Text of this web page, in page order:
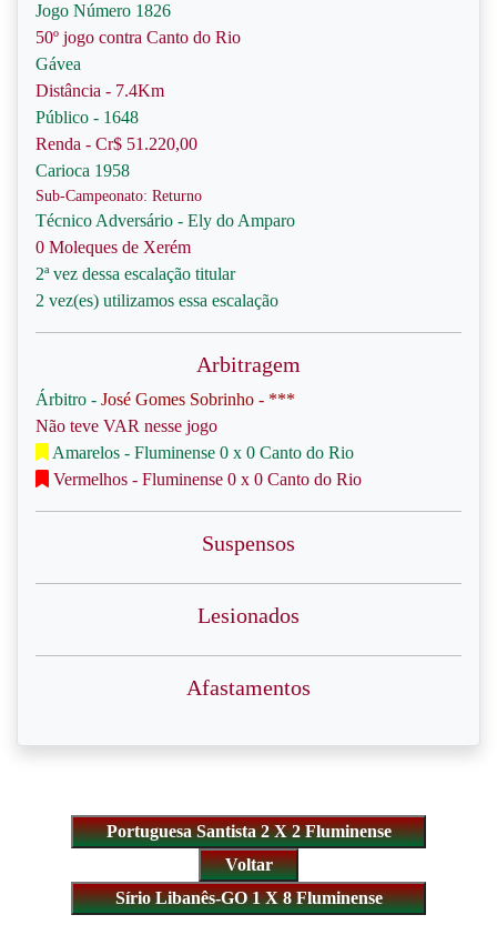
Jogo Número 1826
50º jogo contra Canto do Rio
Gávea
Distância - 7.4Km
Público - 1648
Renda - Cr$ 51.220,00
Carioca 1958
Sub-Campeonato: Returno
Técnico Adversário - Ely do Amparo
0 Moleques de Xerém
2ª vez dessa escalação titular
2 vez(es) utilizamos essa escalação
Arbitragem
Árbitro - José Gomes Sobrinho - ***
Não teve VAR nesse jogo
Amarelos - Fluminense 0 x 0 Canto do Rio
Vermelhos - Fluminense 0 x 0 Canto do Rio
Suspensos
Lesionados
Afastamentos